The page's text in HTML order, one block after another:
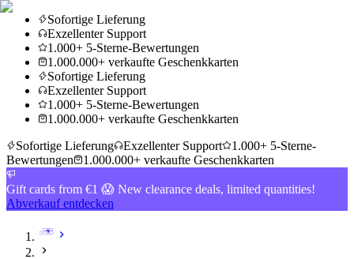
Sofortige Lieferung
Exzellenter Support
1.000+ 5-Sterne-Bewertungen
1.000.000+ verkaufte Geschenkkarten
Sofortige Lieferung
Exzellenter Support
1.000+ 5-Sterne-Bewertungen
1.000.000+ verkaufte Geschenkkarten
Sofortige Lieferung
Exzellenter Support
1.000+ 5-Sterne-
Bewertungen
1.000.000+ verkaufte Geschenkkarten
Gift cards from €1 😱 New clearance deals, limited quantities!
Abverkauf entdecken